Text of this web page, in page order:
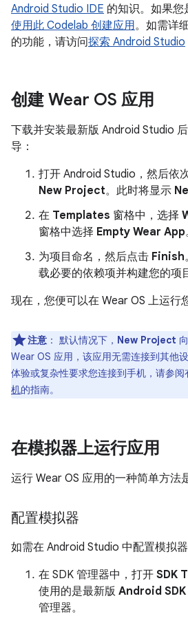
Android Studio IDE 的知识。如果您
使用此 Codelab 创建应用。如需详
的功能，请访问探索 Android Studio
创建 Wear OS 应用
下载并安装最新版 Android Studio
导：
打开 Android Studio，然后依
New Project。此时将显示
在 Templates 窗格中，选择
窗格中选择 Empty Wear App
为项目命名，然后点击 Finish
载必要的依赖项并构建您的项
现在，您便可以在 Wear OS 上运行
注意 ： 默认情况下， New Project
Wear OS 应用，该应用无需连接到其他
体验或复杂性要求您连接到手机，请参阅
机的指南。
在模拟器上运行应用
运行 Wear OS 应用的一种简单方法
配置模拟器
如需在 Android Studio 中配置模拟
在 SDK 管理器中，打开 SDK
使用的是最新版 Android SDK
管理器。